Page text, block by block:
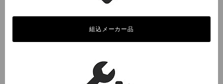
組込メーカー品